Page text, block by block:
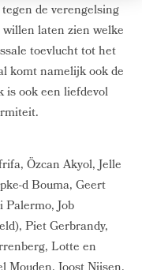
de verengelsing
laten zien welke
toevlucht tot het
komt namelijk ook de
is ook een liefdevol
Özcan Akyol, Jelle
d Bouma, Geert
Job
Piet Gerbrandy,
Lotte en